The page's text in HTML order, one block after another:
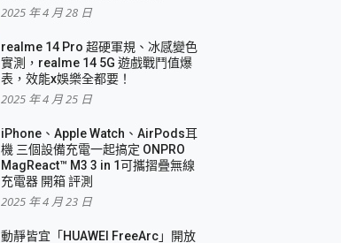
2025 年 4 月 28 日
realme 14 Pro 超硬軍規、冰感變色
實測，realme 14 5G 遊戲戰鬥值爆
表，效能x娛樂全都要！
2025 年 4 月 25 日
iPhone、Apple Watch、AirPods耳
機 三個設備充電一起搞定 ONPRO
MagReact™ M3 3 in 1可攜摺疊無線
充電器 開箱 評測
2025 年 4 月 23 日
動靜皆宜「HUAWEI FreeArc」開放